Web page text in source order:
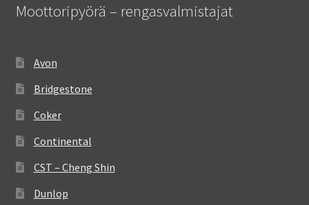
Moottoripyörä – rengasvalmistajat
Avon
Bridgestone
Coker
Continental
CST – Cheng Shin
Dunlop